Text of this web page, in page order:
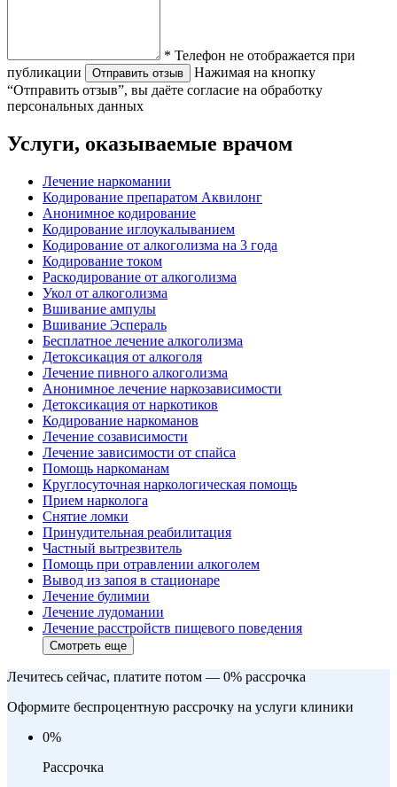
* Телефон не отображается при
публикации
Отправить отзыв
Нажимая на кнопку
“Отправить отзыв”, вы даёте согласие на обработку
персональных данных
Услуги, оказываемые врачом
Лечение наркомании
Кодирование препаратом Аквилонг
Анонимное кодирование
Кодирование иглоукалыванием
Кодирование от алкоголизма на 3 года
Кодирование током
Раскодирование от алкоголизма
Укол от алкоголизма
Вшивание ампулы
Вшивание Эспераль
Бесплатное лечение алкоголизма
Детоксикация от алкоголя
Лечение пивного алкоголизма
Анонимное лечение наркозависимости
Детоксикация от наркотиков
Кодирование наркоманов
Лечение созависимости
Лечение зависимости от спайса
Помощь наркоманам
Круглосуточная наркологическая помощь
Прием нарколога
Снятие ломки
Принудительная реабилитация
Частный вытрезвитель
Помощь при отравлении алкоголем
Вывод из запоя в стационаре
Лечение булимии
Лечение лудомании
Лечение расстройств пищевого поведения
Смотреть еще
Лечитесь сейчас, платите потом — 0% рассрочка
Оформите беспроцентную рассрочку на услуги клиники
0%
Рассрочка